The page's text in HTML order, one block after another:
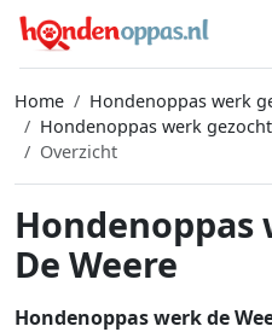
Home
Hondenoppas werk
Hondenoppas werk
Overzicht
Hondenoppas
De Weere
Hondenoppas werk de